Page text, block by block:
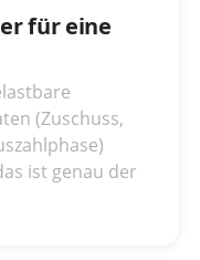
für eine
(Zuschuss,
ist genau der